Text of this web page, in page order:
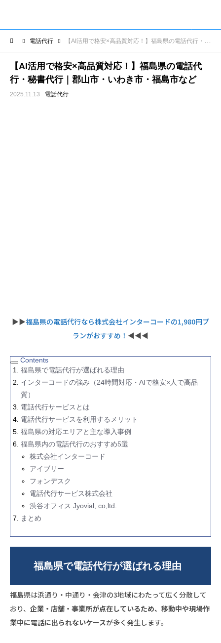
電話代行 【AI活用で格安×高品質対応！】福島県の電話代行・秘書代行｜郡山市・いわき市・福島市など
【AI活用で格安×高品質対応！】福島県の電話代
行・秘書代行｜郡山市・いわき市・福島市など
2025.11.13 電話代行
▶︎▶︎福島県の電話代行なら株式会社インターコードの1,980円プ
ランがおすすめ！ ◀︎◀︎◀︎
Contents
福島県で電話代行が選ばれる理由
インターコードの強み（24時間対応・AIで格安×人で高品
質）
電話代行サービスとは
電話代行サービスを利用するメリット
福島県の対応エリアと主な導入事例
福島県内の電話代行のおすすめ5選
株式会社インターコード
アイブリー
フォンデスク
電話代行サービス株式会社
渋谷オフィス Jyovial, co,ltd.
まとめ
福島県で電話代行が選ばれる理由
福島県は浜通り・中通り・会津の3地域にわたって広く分散して
おり、 企業・店舗・事業所が点在しているため、移動中や現場作
業中に電話に出られないケースが多く発生します。